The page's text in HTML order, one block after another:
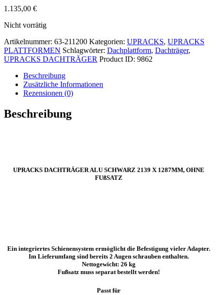
1.135,00 €
Nicht vorrätig
Artikelnummer: 63-211200 Kategorien: UPRACKS, UPRACKS
PLATTFORMEN Schlagwörter: Dachplattform, Dachträger,
UPRACKS DACHTRÄGER Product ID: 9862
Beschreibung
Zusätzliche Informationen
Rezensionen (0)
Beschreibung
UPRACKS DACHTRÄGER ALU SCHWARZ 2139 X 1287MM, OHNE
FUßSATZ
Ein integriertes Schienensystem ermöglicht die Befestigung vieler Adapter.
Im Lieferumfang sind bereits 2 Augen schrauben enthalten.
Nettogewicht: 26 kg
Fußsatz muss separat bestellt werden!
Passt für